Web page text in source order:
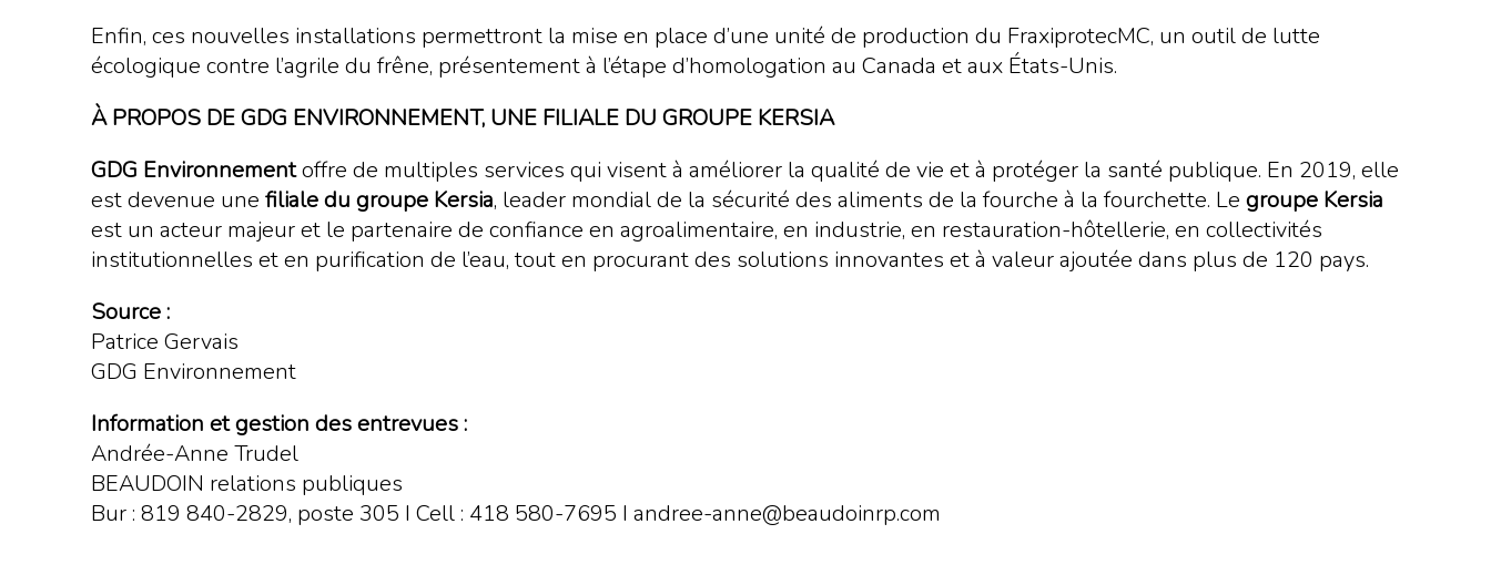
Enfin, ces nouvelles installations permettront la mise en place d’une unité de production du FraxiprotecMC, un outil de lutte
écologique contre l’agrile du frêne, présentement à l’étape d’homologation au Canada et aux États-Unis.
À PROPOS DE GDG ENVIRONNEMENT, UNE FILIALE DU GROUPE KERSIA
GDG Environnementoffre de multiples services qui visent à améliorer la qualité de vie et à protéger la santé publique. En 2019, elle
est devenue une filiale du groupe Kersia, leader mondial de la sécurité des aliments de la fourche à la fourchette. Le groupe Kersia
est un acteur majeur et le partenaire de confiance en agroalimentaire, en industrie, en restauration-hôtellerie, en collectivités
institutionnelles et en purification de l’eau, tout en procurant des solutions innovantes et à valeur ajoutée dans plus de 120 pays.
Source :
Patrice Gervais
GDG Environnement
Information et gestion des entrevues :
Andrée-Anne Trudel
BEAUDOIN relations publiques
Bur : 819 840-2829, poste 305 I Cell : 418 580-7695 I andree-anne@beaudoinrp.com